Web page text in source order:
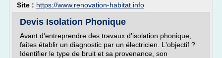
Site : https://www.renovation-habitat.info
Devis Isolation Phonique
Avant d'entreprendre des travaux d'isolation phonique,
faites établir un diagnostic par un électricien. L'objectif ?
Identifier le type de bruit et sa provenance, son